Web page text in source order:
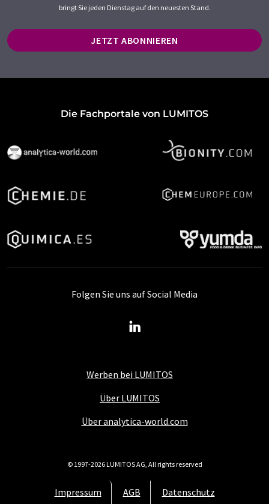
bringt Sie jeden Dienstag auf den neuesten Stand.
JETZT ABONNIEREN
Die Fachportale von LUMITOS
Werben bei LUMITOS
Über LUMITOS
Über analytica-world.com
Impressum AGB Datenschutz
Folgen Sie uns auf Social Media
© 1997-2026 LUMITOS AG, All rights reserved